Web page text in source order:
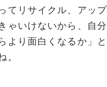
てリサイクル、アップ
ゃいけないから、自分
より面白くなるか」と
。